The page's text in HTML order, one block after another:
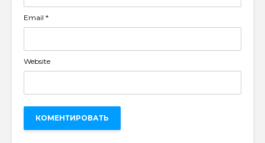
Email *
Website